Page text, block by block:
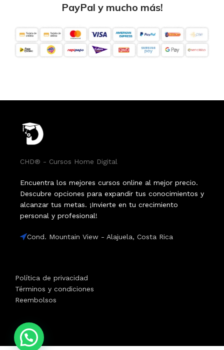
PayPal y mucho más!
CHD® - Cursos Home Digital
Encuentra los mejores cursos online al mejor precio.
Descubre opciones para expandir tus conocimientos y
alcanzar tus metas. ¡Invierte en tu crecimiento
personal y profesional!
Cond. Mountain View - Alajuela, Costa Rica
Política de privacidad
Términos y condiciones
Reembolsos